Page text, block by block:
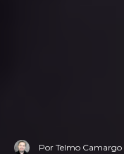
Por Telmo Camargo